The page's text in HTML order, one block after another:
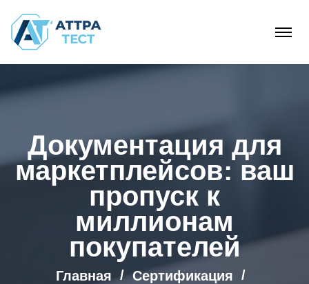
Документация для
маркетплейсов: ваш
пропуск к
миллионам
покупателей
Главная Сертификация